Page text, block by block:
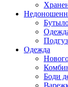
Одежда
Боди